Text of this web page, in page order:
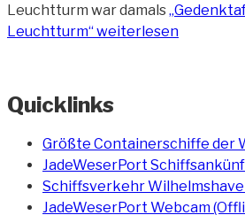
Leuchtturm war damals
Leuchtturm“weiterlesen
Quicklinks
Größte Containerschiffe der
JadeWeserPort
Schiffsverkehr
JadeWeserPort Webcam